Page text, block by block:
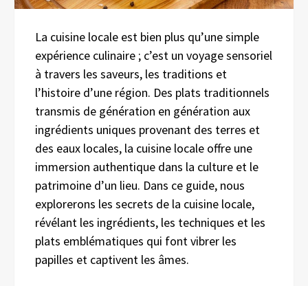
La cuisine locale est bien plus qu’une simple
expérience culinaire ; c’est un voyage sensoriel
à travers les saveurs, les traditions et
l’histoire d’une région. Des plats traditionnels
transmis de génération en génération aux
ingrédients uniques provenant des terres et
des eaux locales, la cuisine locale offre une
immersion authentique dans la culture et le
patrimoine d’un lieu. Dans ce guide, nous
explorerons les secrets de la cuisine locale,
révélant les ingrédients, les techniques et les
plats emblématiques qui font vibrer les
papilles et captivent les âmes.